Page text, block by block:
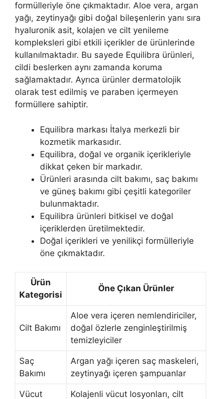
formülleriyle öne çıkmaktadır. Aloe vera, argan
yağı, zeytinyağı gibi doğal bileşenlerin yanı sıra
hyaluronik asit, kolajen ve cilt yenileme
kompleksleri gibi etkili içerikler de ürünlerinde
kullanılmaktadır. Bu sayede Equilibra ürünleri,
cildi beslerken aynı zamanda koruma
sağlamaktadır. Ayrıca ürünler dermatolojik
olarak test edilmiş ve paraben içermeyen
formüllere sahiptir.
Equilibra markası İtalya merkezli bir
kozmetik markasıdır.
Equilibra, doğal ve organik içerikleriyle
dikkat çeken bir markadır.
Ürünleri arasında cilt bakımı, saç bakımı
ve güneş bakımı gibi çeşitli kategoriler
bulunmaktadır.
Equilibra ürünleri bitkisel ve doğal
içeriklerden üretilmektedir.
Doğal içerikleri ve yenilikçi formülleriyle
öne çıkmaktadır.
Ürün
Kategorisi
Öne Çıkan Ürünler
Cilt Bakımı
Aloe vera içeren nemlendiriciler,
doğal özlerle zenginleştirilmiş
temizleyiciler
Saç
Bakımı
Argan yağı içeren saç maskeleri,
zeytinyağı içeren şampuanlar
Vücut Kolajenli vücut losyonları, cilt